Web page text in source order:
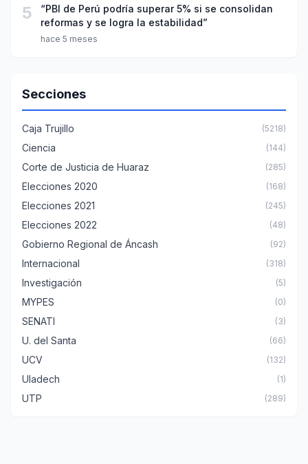
5
“PBI de Perú podría superar 5% si se consolidan
reformas y se logra la estabilidad”
hace 5 meses
Secciones
Caja Trujillo (5218)
Ciencia (144)
Corte de Justicia de Huaraz (285)
Elecciones 2020 (168)
Elecciones 2021 (245)
Elecciones 2022 (48)
Gobierno Regional de Áncash (92)
Internacional (318)
Investigación (5)
MYPES (0)
SENATI (3)
U. del Santa (66)
UCV (132)
Uladech (1)
UTP (289)